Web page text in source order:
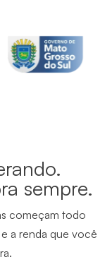
sempre.
começam todo
a renda que você